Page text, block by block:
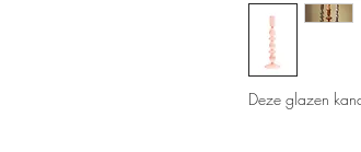
Deze glazen